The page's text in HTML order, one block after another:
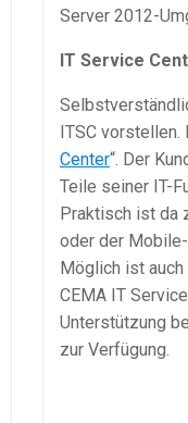
Server 2012-
IT Service
ITSC vorstellen.
Center“. Der
Teile seiner IT-
Praktisch ist da
oder der
Möglich ist
CEMA IT
Unterstützung
zur Verfügung.